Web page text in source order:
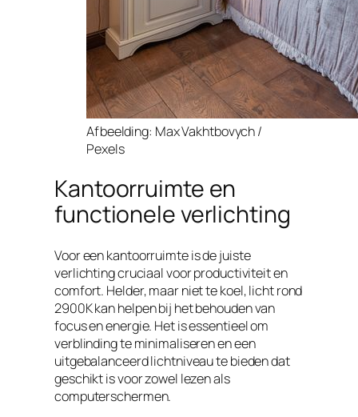
Afbeelding: Max Vakhtbovych /
Pexels
Kantoorruimte en
functionele verlichting
Voor een kantoorruimte is de juiste
verlichting cruciaal voor productiviteit en
comfort. Helder, maar niet te koel, licht rond
2900K kan helpen bij het behouden van
focus en energie. Het is essentieel om
verblinding te minimaliseren en een
uitgebalanceerd lichtniveau te bieden dat
geschikt is voor zowel lezen als
computerschermen.